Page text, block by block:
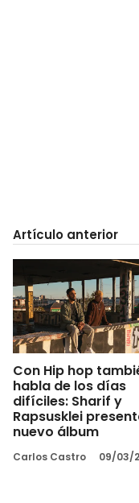
Artículo anterior
Con Hip hop
habla de los días
difíciles: Sharif y
Rapsusklei
nuevo álbum
Carlos Castro 09/03/